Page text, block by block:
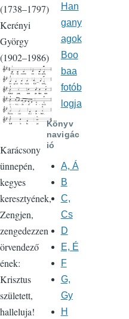
(1738–1797)
Kerényi
György
(1902–1986)
Karácsony
ünnepén,
kegyes
keresztyének,
Zengjen,
zengedezzen
örvendező
ének:
Krisztus
született,
halleluja!
Han
gany
agok
Boo
baa
fotób
logja
Könyv
navigác
ió
A, Á
B
C,
Cs
D
E, É
F
G,
Gy
H